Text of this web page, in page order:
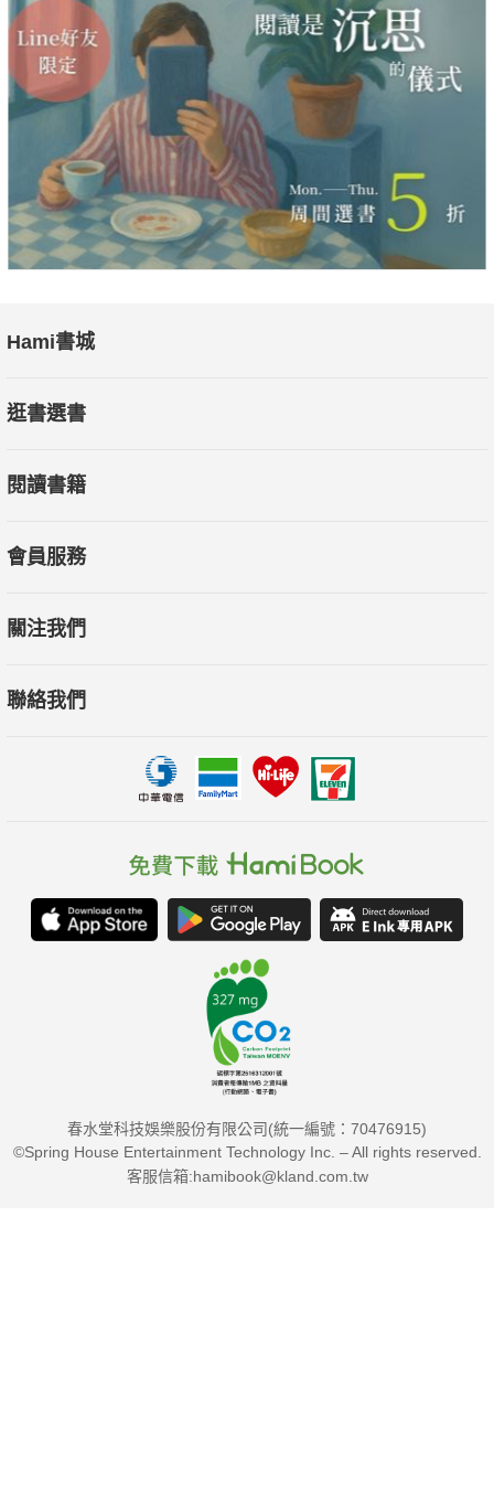
而一旦電子投票的公信力被操弄，民主根基也將動搖。當真實與
謊言被科技混淆，公共討論將被假訊息淹沒，最終導致信任崩
毀，自由與民主一併消逝。
全書共分八章，系統性解析臺灣護守「數位國土」所面臨的挑
●半導體
半導體是臺灣最重要的戰略資源，也是中國亟欲掌控的核心技
術。十年前，中國紫光集團企圖併購臺灣IC設計公司；近年，美
中科技戰更促使美國祭出晶片禁令。這些案例都顯示中國覬覦臺
供應鏈，甚至會危及臺灣與盟國的國防安全。臺灣如何在全球半
物聯網設備深植於臺灣日常，從家電、交通到醫療照護，帶來便
料回傳機制，讓中國能遠端存取並監視。當臺灣推動智慧城市、
物聯網無所不在的時代，臺灣如何防止中國藉裝置滲透，將便利
電網、交通、金融是社會運作的命脈。中國對臺灣的威脅已不僅
命後，基礎設施安全等於國家安全，一旦失守，整個社會將全面
社群平臺是資訊戰的主戰場，中國藉由假訊息與演算法操作，持
灣如何守住社會信任與民主討論空間？
當電商資料庫外洩，與中國有關的詐騙集團即可進行精準詐騙，
安。當中國可能藉由電商資料滲透社會，臺灣如何確保消費數據
不被轉化為攻擊與監控的工具？
數位身分證被視為提升行政效率的工具，但臺灣兩度推動eID都
有重大風險。臺灣應否繼續推動？又該如何避免落入中國式監控
陷阱？
Hami書城
逛書選書
閱讀書籍
會員服務
關注我們
聯絡我們
春水堂科技娛樂股份有限公司(統一編號：70476915)
©Spring House Entertainment Technology Inc. – All rights reserved.
客服信箱:hamibook@kland.com.tw